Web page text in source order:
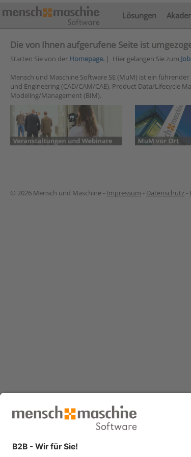
Lösungen
Die von Ihnen aufgerufene Seite ist
Starten Sie von der Homepage. | Hier gelangen Sie zum
Mensch und Maschine Software SE (MuM) ist ein
und Engineering (CAD/CAM/CAE), Product Data/Lifecycle
Modeling/Management (BIM).
© 2026 Mensch und Maschine - Impressum - Datenschutz-